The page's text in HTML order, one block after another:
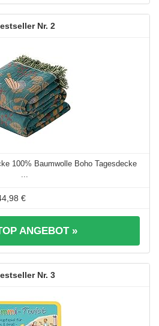
2
100% Baumwolle Boho Tagesdecke
€
ANGEBOT »
3